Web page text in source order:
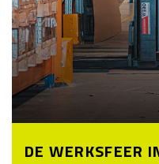
DE WERKSFEER